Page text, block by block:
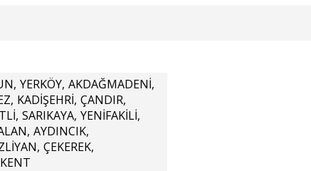
, YERKÖY, AKDAĞMADENİ,
, KADİŞEHRİ, ÇANDIR,
, SARIKAYA, YENİFAKİLİ,
, AYDINCIK,
, ÇEKEREK,